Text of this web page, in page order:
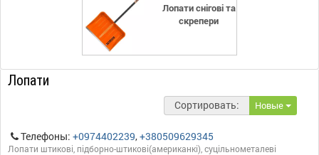
Лопати снігові та
скрепери
Лопати
Сортировать: Новые
Телефоны: +0974402239,+380509629345
Лопати штикові, підборно-штикові(американкі), суцільнометалеві